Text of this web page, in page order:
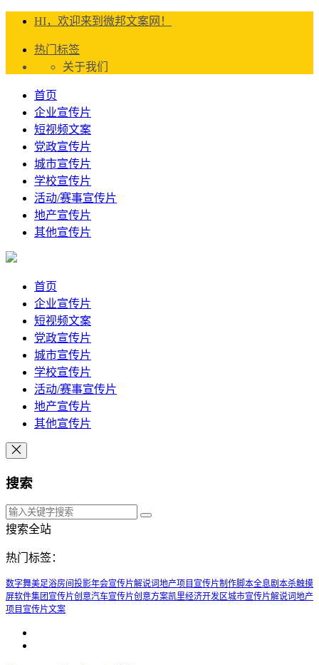
HI，欢迎来到微邦文案网！
热门标签
关于我们
首页
企业宣传片
短视频文案
党政宣传片
城市宣传片
学校宣传片
活动/赛事宣传片
地产宣传片
其他宣传片
首页
企业宣传片
短视频文案
党政宣传片
城市宣传片
学校宣传片
活动/赛事宣传片
地产宣传片
其他宣传片
搜索
搜索全站
热门标签：
数字舞美足浴房间投影年会宣传片解说词地产项目宣传片制作脚本全息剧本杀触摸
屏软件集团宣传片创意汽车宣传片创意方案凯里经济开发区城市宣传片解说词地产
项目宣传片文案